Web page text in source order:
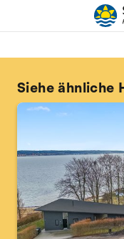
Siehe ähnliche